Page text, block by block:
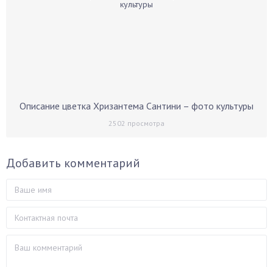
Описание цветка Хризантема Сантини – фото культуры
2502 просмотра
Добавить комментарий